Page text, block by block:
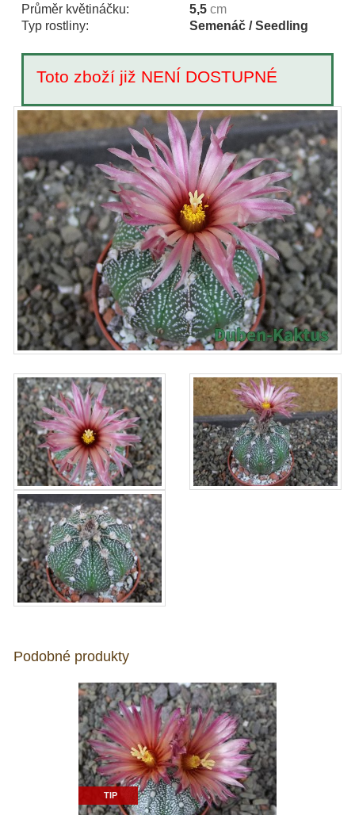
Průměr květináčku:
5,5 cm
Typ rostliny:
Semenáč / Seedling
Toto zboží již NENÍ DOSTUPNÉ
Podobné produkty
TIP